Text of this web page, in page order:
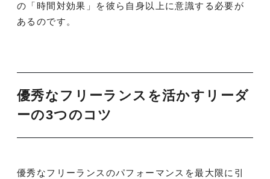
の「時間対効果」を彼ら自身以上に意識する必要が
あるのです。
優秀なフリーランスを活かすリーダ
ーの3つのコツ
優秀なフリーランスのパフォーマンスを最大限に引